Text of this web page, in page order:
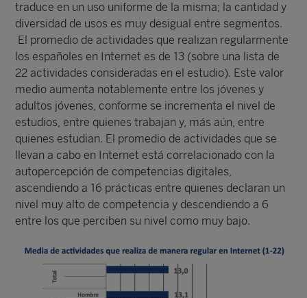
traduce en un uso uniforme de la misma; la cantidad y
diversidad de usos es muy desigual entre segmentos.
El promedio de actividades que realizan regularmente
los españoles en Internet es de 13 (sobre una lista de
22 actividades consideradas en el estudio). Este valor
medio aumenta notablemente entre los jóvenes y
adultos jóvenes, conforme se incrementa el nivel de
estudios, entre quienes trabajan y, más aún, entre
quienes estudian. El promedio de actividades que se
llevan a cabo en Internet está correlacionado con la
autopercepción de competencias digitales,
ascendiendo a 16 prácticas entre quienes declaran un
nivel muy alto de competencia y descendiendo a 6
entre los que perciben su nivel como muy bajo.